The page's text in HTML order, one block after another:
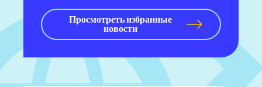
Просмотреть избранные
новости